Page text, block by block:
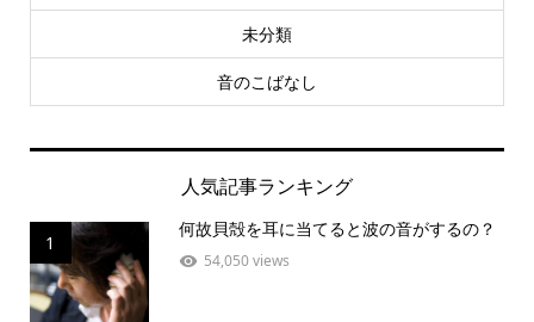
未分類
音のこばなし
人気記事ランキング
1
何故貝殻を耳に当てると波の音がするの？
54,050 views